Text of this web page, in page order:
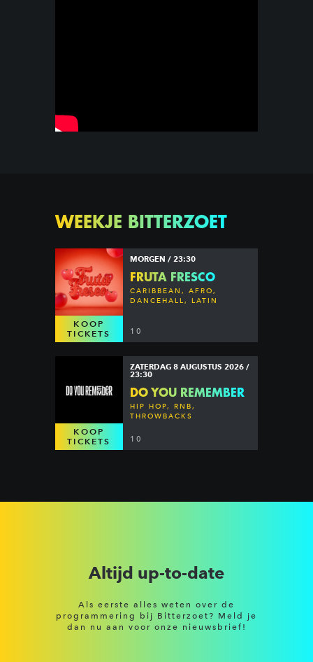
WEEKJE BITTERZOET
KOOP
TICKETS
MORGEN / 23:30
FRUTA FRESCO
CARIBBEAN, AFRO,
DANCEHALL, LATIN
10
KOOP
TICKETS
ZATERDAG 8 AUGUSTUS 2026 /
23:30
DO YOU REMEMBER
HIP HOP, RNB,
THROWBACKS
10
Altijd up-to-date
Als eerste alles weten over de
programmering bij Bitterzoet? Meld je
dan nu aan voor onze nieuwsbrief!